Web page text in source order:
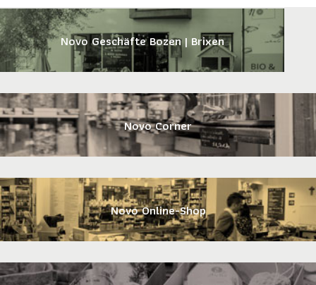
Novo Geschäfte Bozen | Brixen
Novo Corner
Novo Online-Shop